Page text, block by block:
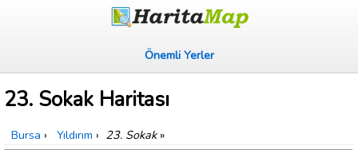
Önemli Yerler
23. Sokak Haritası
Bursa › Yıldırım › 23. Sokak»